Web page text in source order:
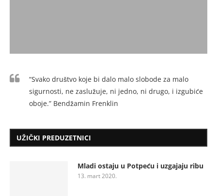
“Svako društvo koje bi dalo malo slobode za malo
sigurnosti, ne zaslužuje, ni jedno, ni drugo, i izgubiće
oboje.” Bendžamin Frenklin
UŽIČKI PREDUZETNICI
Mladi ostaju u Potpeću i uzgajaju ribu
13. mart 2020.